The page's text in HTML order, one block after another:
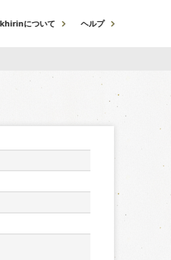
khirinについて ヘルプ